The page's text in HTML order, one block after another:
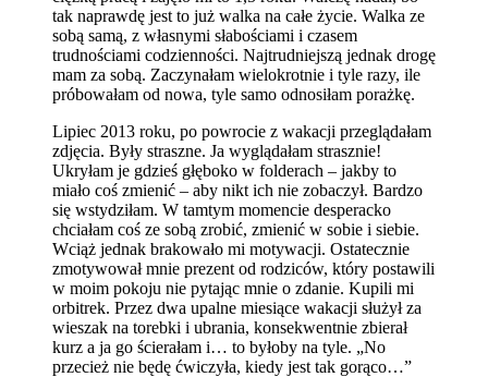
tak naprawdę jest to już walka na całe życie. Walka ze
sobą samą, z własnymi słabościami i czasem
trudnościami codzienności. Najtrudniejszą jednak drogę
mam za sobą. Zaczynałam wielokrotnie i tyle razy, ile
próbowałam od nowa, tyle samo odnosiłam porażkę.
Lipiec 2013 roku, po powrocie z wakacji przeglądałam
zdjęcia. Były straszne. Ja wyglądałam strasznie!
Ukryłam je gdzieś głęboko w folderach – jakby to
miało coś zmienić – aby nikt ich nie zobaczył. Bardzo
się wstydziłam. W tamtym momencie desperacko
chciałam coś ze sobą zrobić, zmienić w sobie i siebie.
Wciąż jednak brakowało mi motywacji. Ostatecznie
zmotywował mnie prezent od rodziców, który postawili
w moim pokoju nie pytając mnie o zdanie. Kupili mi
orbitrek. Przez dwa upalne miesiące wakacji służył za
wieszak na torebki i ubrania, konsekwentnie zbierał
kurz a ja go ścierałam i… to byłoby na tyle. „No
przecież nie będę ćwiczyła, kiedy jest tak gorąco…”